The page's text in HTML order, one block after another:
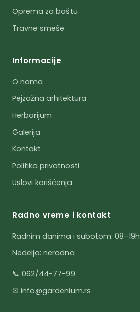
Oprema za baštu
Travne smeše
Informacije
O nama
Pejzažna arhitektura
Herbarijum
Galerija
Kontakt
Politika privatnosti
Uslovi korišćenja
Radno vreme i kontakt
Radnim danima i subotom: 08–19h
Nedelja: neradna
📞 062/44-77-99
✉ info@gardenium.rs